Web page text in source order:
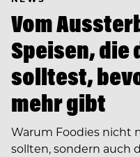
Vom
Speisen, die
solltest,
mehr gibt
Warum Foodies nicht
sollten, sondern auch